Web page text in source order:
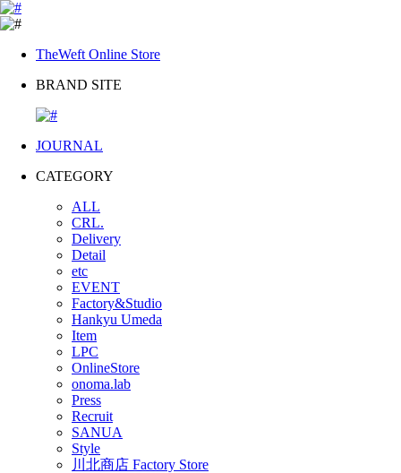
TheWeft Online Store
BRAND SITE
JOURNAL
CATEGORY
ALL
CRL.
Delivery
Detail
etc
EVENT
Factory&Studio
Hankyu Umeda
Item
LPC
OnlineStore
onoma.lab
Press
Recruit
SANUA
Style
川北商店 Factory Store